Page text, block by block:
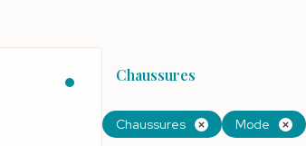
Chaussures
Chaussures Mode